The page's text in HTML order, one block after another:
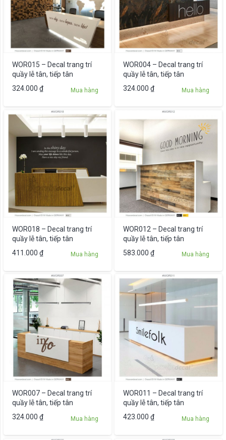
WOR015 – Decal trang trí
quầy lễ tân, tiếp tân
324.000 ₫ Mua hàng
WOR004 – Decal trang trí
quầy lễ tân, tiếp tân
324.000 ₫ Mua hàng
WOR018 – Decal trang trí
quầy lễ tân, tiếp tân
411.000 ₫ Mua hàng
WOR012 – Decal trang trí
quầy lễ tân, tiếp tân
583.000 ₫ Mua hàng
WOR007 – Decal trang trí
quầy lễ tân, tiếp tân
324.000 ₫ Mua hàng
WOR011 – Decal trang trí
quầy lễ tân, tiếp tân
423.000 ₫ Mua hàng